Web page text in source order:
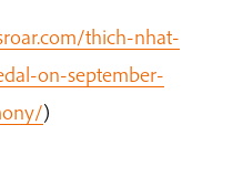
thich-nhat-
on-september-
)